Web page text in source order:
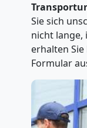
Sie sich
nicht lange,
erhalten
Formular